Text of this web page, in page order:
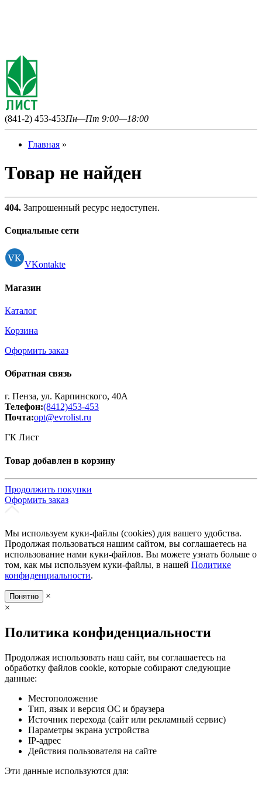
(841-2) 453-453Пн—Пт 9:00—18:00
Главная »
Товар не найден
404. Запрошенный ресурс недоступен.
Социальные сети
VKontakte
Магазин
Каталог
Корзина
Оформить заказ
Обратная связь
г. Пенза, ул. Карпинского, 40А
Телефон:(8412)453-453
Почта:opt@evrolist.ru
ГК Лист
Товар добавлен в корзину
Продолжить покупки
Оформить заказ
Мы используем куки-файлы (cookies) для вашего удобства.
Продолжая пользоваться нашим сайтом, вы соглашаетесь на
использование нами куки-файлов. Вы можете узнать больше о
том, как мы используем куки-файлы, в нашей Политике
конфиденциальности.
Понятно
×
×
Политика конфиденциальности
Продолжая использовать наш сайт, вы соглашаетесь на
обработку файлов cookie, которые собирают следующие
данные:
Местоположение
Тип, язык и версия ОС и браузера
Источник перехода (сайт или рекламный сервис)
Параметры экрана устройства
IP-адрес
Действия пользователя на сайте
Эти данные используются для: